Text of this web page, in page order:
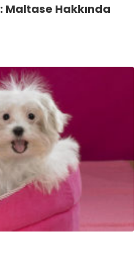
Maltase Hakkında